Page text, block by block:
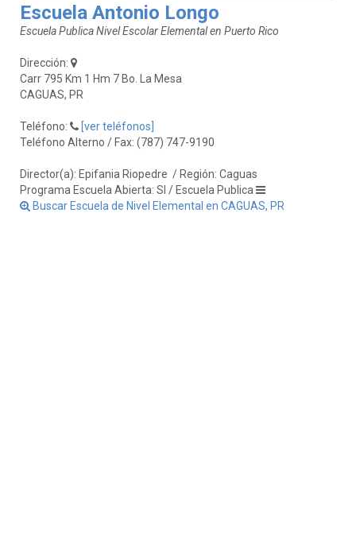
Escuela Antonio Longo
Escuela Publica Nivel Escolar Elemental en Puerto Rico
Dirección:
Carr 795 Km 1 Hm 7 Bo. La Mesa
CAGUAS, PR
Teléfono:
[ver teléfonos]
Teléfono Alterno / Fax: (787) 747-9190
Director(a): Epifania Riopedre / Región: Caguas
Programa Escuela Abierta: SI / Escuela Publica
Buscar Escuela de Nivel Elemental en CAGUAS, PR